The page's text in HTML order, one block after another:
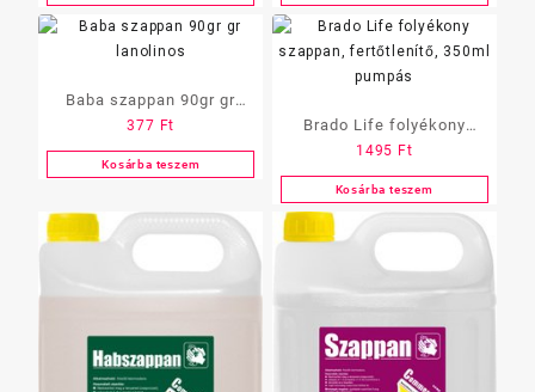
Baba szappan 90gr gr
lanolinos
377 Ft
Kosárba teszem
Brado Life folyékony
szappan, fertőtlenítő,
350ml pumpás
1495 Ft
Kosárba teszem